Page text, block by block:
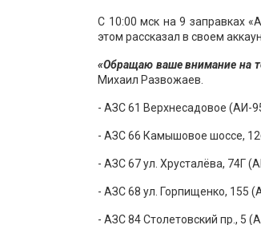
С 10:00 мск на 9 заправках
этом рассказал в своем
«Обращаю ваше внимание на
Михаил Развожаев.
- АЗС 61 Верхнесадовое (АИ-
- АЗС 66 Камышовое шоссе,
- АЗС 67 ул. Хрусталёва, 74Г
- АЗС 68 ул. Горпищенко, 155
- АЗС 84 Столетовский пр., 5